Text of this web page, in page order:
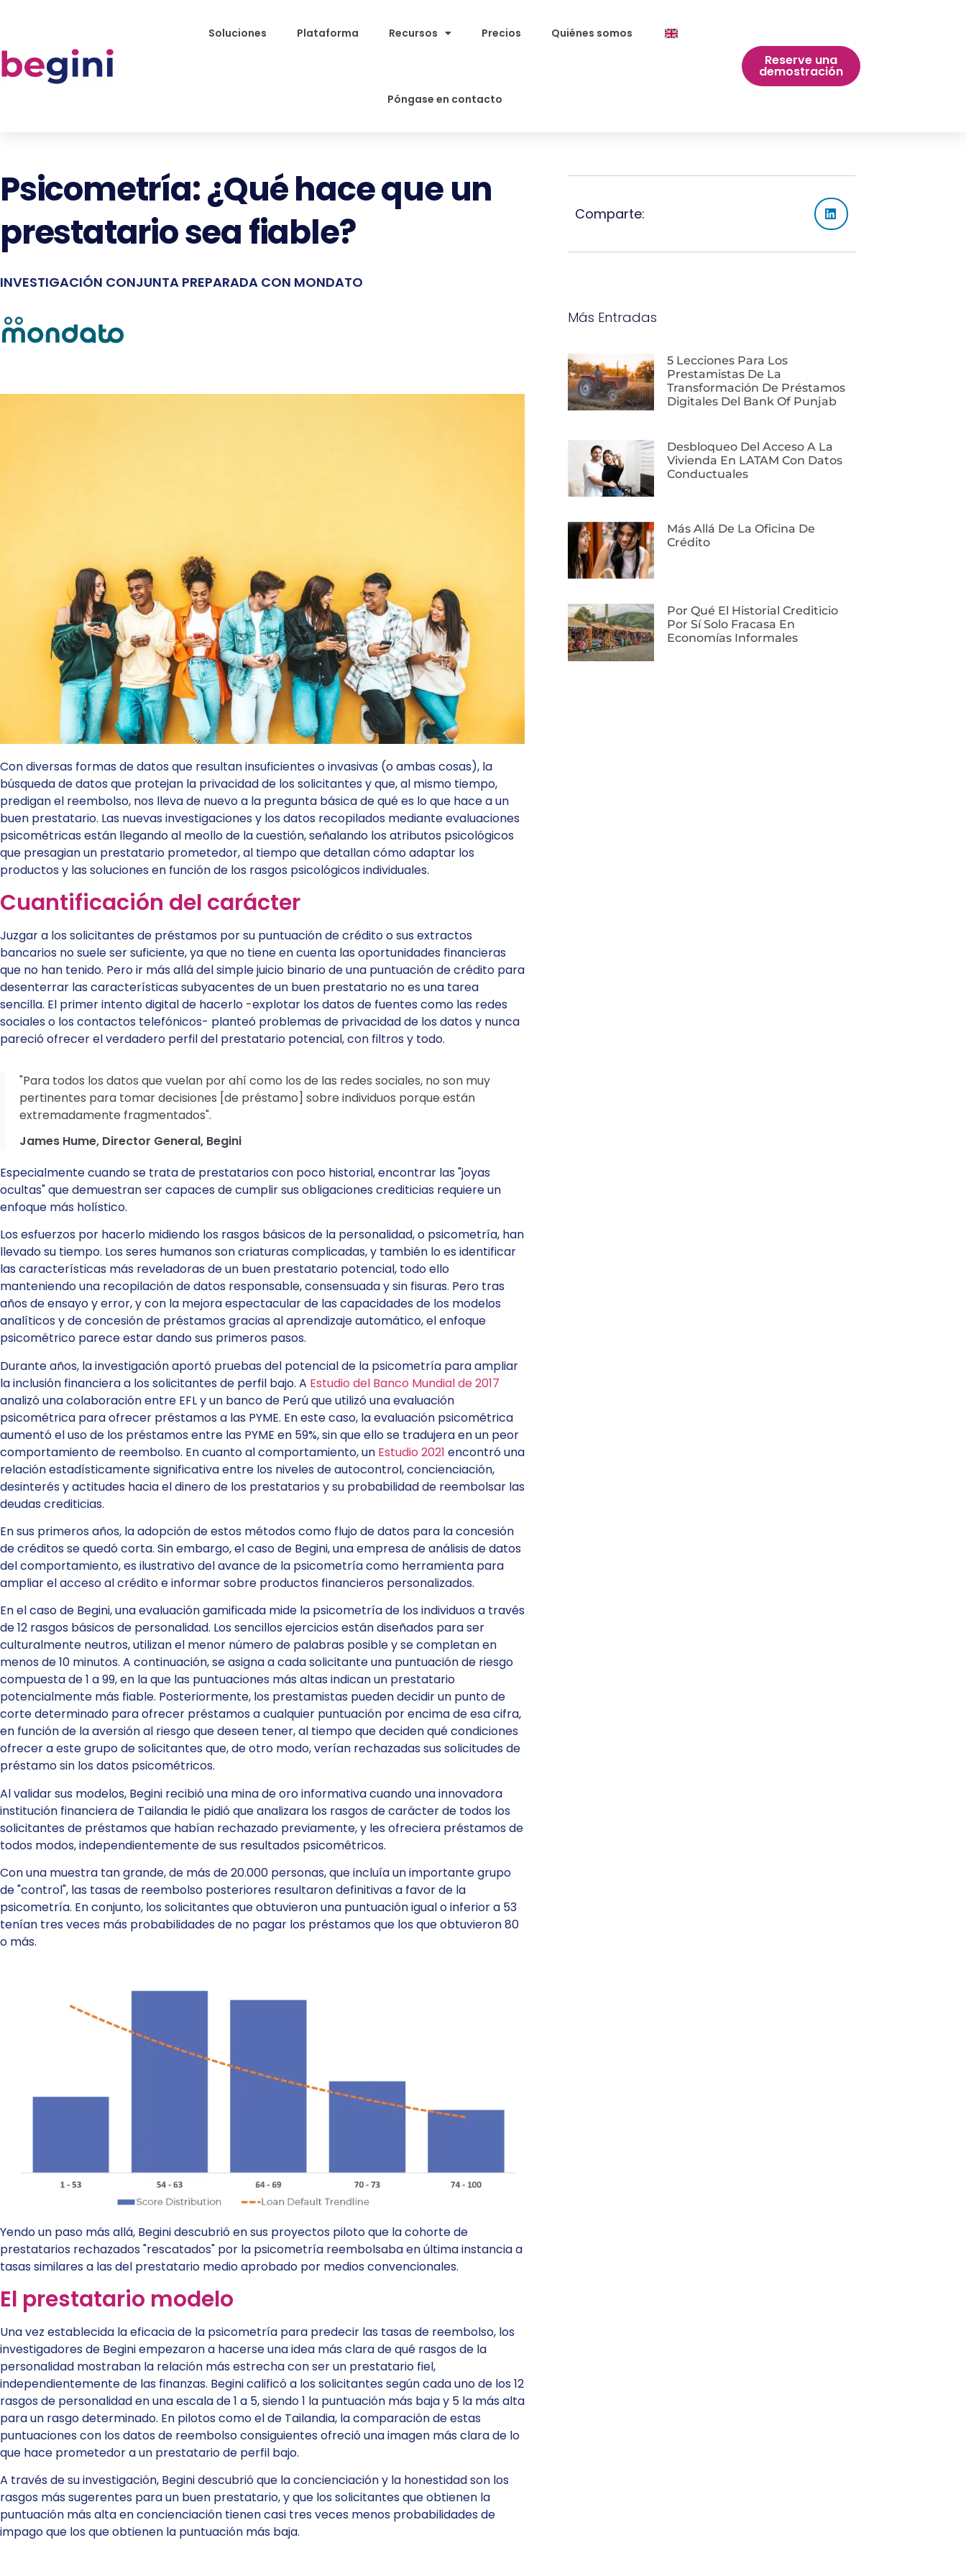
Soluciones Plataforma Recursos Precios Quiénes somos
Póngase en contacto
Reserve una
demostración
Psicometría: ¿Qué hace que un
prestatario sea fiable?
INVESTIGACIÓN CONJUNTA PREPARADA CON MONDATO
Con diversas formas de datos que resultan insuficientes o invasivas (o ambas cosas), la
búsqueda de datos que protejan la privacidad de los solicitantes y que, al mismo tiempo,
predigan el reembolso, nos lleva de nuevo a la pregunta básica de qué es lo que hace a un
buen prestatario. Las nuevas investigaciones y los datos recopilados mediante evaluaciones
psicométricas están llegando al meollo de la cuestión, señalando los atributos psicológicos
que presagian un prestatario prometedor, al tiempo que detallan cómo adaptar los
productos y las soluciones en función de los rasgos psicológicos individuales.
Cuantificación del carácter
Juzgar a los solicitantes de préstamos por su puntuación de crédito o sus extractos
bancarios no suele ser suficiente, ya que no tiene en cuenta las oportunidades financieras
que no han tenido. Pero ir más allá del simple juicio binario de una puntuación de crédito para
desenterrar las características subyacentes de un buen prestatario no es una tarea
sencilla. El primer intento digital de hacerlo -explotar los datos de fuentes como las redes
sociales o los contactos telefónicos- planteó problemas de privacidad de los datos y nunca
pareció ofrecer el verdadero perfil del prestatario potencial, con filtros y todo.
"Para todos los datos que vuelan por ahí como los de las redes sociales, no son muy
pertinentes para tomar decisiones [de préstamo] sobre individuos porque están
extremadamente fragmentados".
James Hume, Director General, Begini
Especialmente cuando se trata de prestatarios con poco historial, encontrar las "joyas
ocultas" que demuestran ser capaces de cumplir sus obligaciones crediticias requiere un
enfoque más holístico.
Los esfuerzos por hacerlo midiendo los rasgos básicos de la personalidad, o psicometría, han
llevado su tiempo. Los seres humanos son criaturas complicadas, y también lo es identificar
las características más reveladoras de un buen prestatario potencial, todo ello
manteniendo una recopilación de datos responsable, consensuada y sin fisuras. Pero tras
años de ensayo y error, y con la mejora espectacular de las capacidades de los modelos
analíticos y de concesión de préstamos gracias al aprendizaje automático, el enfoque
psicométrico parece estar dando sus primeros pasos.
Durante años, la investigación aportó pruebas del potencial de la psicometría para ampliar
la inclusión financiera a los solicitantes de perfil bajo. A Estudio del Banco Mundial de 2017
analizó una colaboración entre EFL y un banco de Perú que utilizó una evaluación
psicométrica para ofrecer préstamos a las PYME. En este caso, la evaluación psicométrica
aumentó el uso de los préstamos entre las PYME en 59%, sin que ello se tradujera en un peor
comportamiento de reembolso. En cuanto al comportamiento, un Estudio 2021 encontró una
relación estadísticamente significativa entre los niveles de autocontrol, concienciación,
desinterés y actitudes hacia el dinero de los prestatarios y su probabilidad de reembolsar las
deudas crediticias.
En sus primeros años, la adopción de estos métodos como flujo de datos para la concesión
de créditos se quedó corta. Sin embargo, el caso de Begini, una empresa de análisis de datos
del comportamiento, es ilustrativo del avance de la psicometría como herramienta para
ampliar el acceso al crédito e informar sobre productos financieros personalizados.
En el caso de Begini, una evaluación gamificada mide la psicometría de los individuos a través
de 12 rasgos básicos de personalidad. Los sencillos ejercicios están diseñados para ser
culturalmente neutros, utilizan el menor número de palabras posible y se completan en
menos de 10 minutos. A continuación, se asigna a cada solicitante una puntuación de riesgo
compuesta de 1 a 99, en la que las puntuaciones más altas indican un prestatario
potencialmente más fiable. Posteriormente, los prestamistas pueden decidir un punto de
corte determinado para ofrecer préstamos a cualquier puntuación por encima de esa cifra,
en función de la aversión al riesgo que deseen tener, al tiempo que deciden qué condiciones
ofrecer a este grupo de solicitantes que, de otro modo, verían rechazadas sus solicitudes de
préstamo sin los datos psicométricos.
Al validar sus modelos, Begini recibió una mina de oro informativa cuando una innovadora
institución financiera de Tailandia le pidió que analizara los rasgos de carácter de todos los
solicitantes de préstamos que habían rechazado previamente, y les ofreciera préstamos de
todos modos, independientemente de sus resultados psicométricos.
Con una muestra tan grande, de más de 20.000 personas, que incluía un importante grupo
de "control", las tasas de reembolso posteriores resultaron definitivas a favor de la
psicometría. En conjunto, los solicitantes que obtuvieron una puntuación igual o inferior a 53
tenían tres veces más probabilidades de no pagar los préstamos que los que obtuvieron 80
o más.
Yendo un paso más allá, Begini descubrió en sus proyectos piloto que la cohorte de
prestatarios rechazados "rescatados" por la psicometría reembolsaba en última instancia a
tasas similares a las del prestatario medio aprobado por medios convencionales.
El prestatario modelo
Una vez establecida la eficacia de la psicometría para predecir las tasas de reembolso, los
investigadores de Begini empezaron a hacerse una idea más clara de qué rasgos de la
personalidad mostraban la relación más estrecha con ser un prestatario fiel,
independientemente de las finanzas. Begini calificó a los solicitantes según cada uno de los 12
rasgos de personalidad en una escala de 1 a 5, siendo 1 la puntuación más baja y 5 la más alta
para un rasgo determinado. En pilotos como el de Tailandia, la comparación de estas
puntuaciones con los datos de reembolso consiguientes ofreció una imagen más clara de lo
que hace prometedor a un prestatario de perfil bajo.
A través de su investigación, Begini descubrió que la concienciación y la honestidad son los
rasgos más sugerentes para un buen prestatario, y que los solicitantes que obtienen la
puntuación más alta en concienciación tienen casi tres veces menos probabilidades de
impago que los que obtienen la puntuación más baja.
Comparte:
Más Entradas
5 Lecciones Para Los
Prestamistas De La
Transformación De Préstamos
Digitales Del Bank Of Punjab
Desbloqueo Del Acceso A La
Vivienda En LATAM Con Datos
Conductuales
Más Allá De La Oficina De
Crédito
Por Qué El Historial Crediticio
Por Sí Solo Fracasa En
Economías Informales